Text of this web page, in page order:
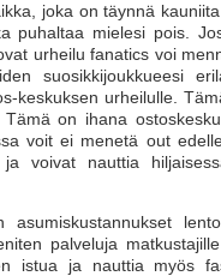
joka on täynnä
puhaltaa mielesi pois.
urheilu fanatics voi
suosikkijoukkueesi
keskuksen urheilulle.
on ihana
voit ei menetä out
voivat nauttia
palveluja
istua ja nauttia myös